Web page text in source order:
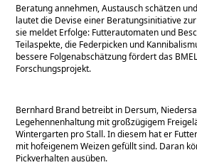
Beratung annehmen, Austausch schätzen
lautet die Devise einer Beratungsinitiative
sie meldet Erfolge: Futterautomaten und
Teilaspekte, die Federpicken und
bessere Folgenabschätzung fördert das
Forschungsprojekt.
Bernhard Brand betreibt in Dersum,
Legehennenhaltung mit großzügigem
Wintergarten pro Stall. In diesem hat er
mit hofeigenem Weizen gefüllt sind. Daran
Pickverhalten ausüben.